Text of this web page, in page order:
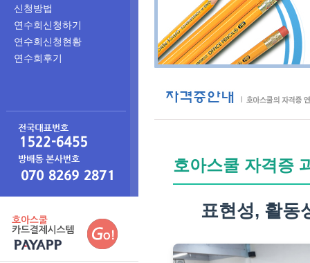
신청방법
연수회신청하기
연수회신청현황
연수회후기
호아스쿨 자격증
표현성, 활동